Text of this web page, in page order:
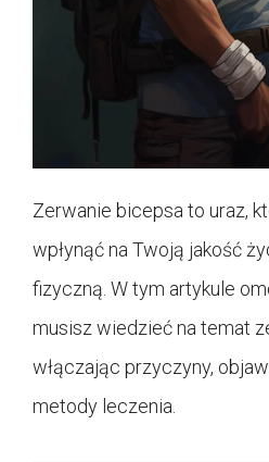
Zerwanie bicepsa to uraz,
wpłynąć na Twoją jakość
fizyczną. W tym artykule
musisz wiedzieć na temat
włączając przyczyny,
metody leczenia.